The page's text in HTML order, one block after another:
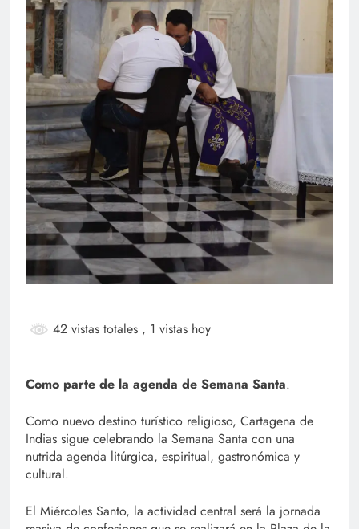
42 vistas totales , 1 vistas hoy
Como parte de la agenda de Semana Santa.
Como nuevo destino turístico religioso, Cartagena de
Indias sigue celebrando la Semana Santa con una
nutrida agenda litúrgica, espiritual, gastronómica y
cultural.
El Miércoles Santo, la actividad central será la jornada